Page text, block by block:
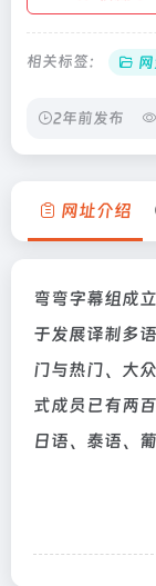
相关标签：
2年前发布
网址介绍
弯弯字幕组成
于发展译制多
门与热门、大
式成员已有两
日语、泰语、